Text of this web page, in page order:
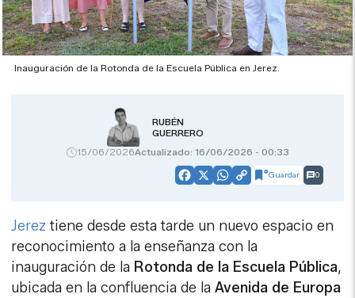
Inauguración de la Rotonda de la Escuela Pública en Jerez.
RUBÉN
GUERRERO
15/06/2026Actualizado: 16/06/2026 - 00:33
Facebook
X WhatsApp
CopyGuardar 0
Jerez tiene desde esta tarde un nuevo espacio en
reconocimiento a la enseñanza con la
inauguración de la Rotonda de la Escuela Pública,
ubicada en la confluencia de laAvenida de Europa